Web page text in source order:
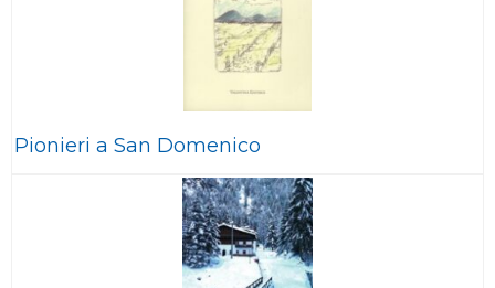
Pionieri a San Domenico